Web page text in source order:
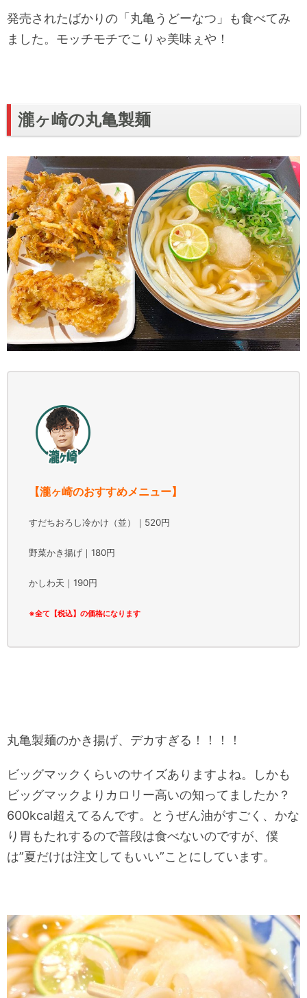
発売されたばかりの「丸亀うどーなつ」も食べてみ
ました。モッチモチでこりゃ美味ぇや！
瀧ヶ崎の丸亀製麺
【瀧ヶ崎のおすすめメニュー】
すだちおろし冷かけ（並）｜520円
野菜かき揚げ｜180円
かしわ天｜190円
※全て【税込】の価格になります
丸亀製麺のかき揚げ、デカすぎる！！！！
ビッグマックくらいのサイズありますよね。しかも
ビッグマックよりカロリー高いの知ってましたか？
600kcal超えてるんです。とうぜん油がすごく、かな
り胃もたれするので普段は食べないのですが、僕
は”夏だけは注文してもいい”ことにしています。